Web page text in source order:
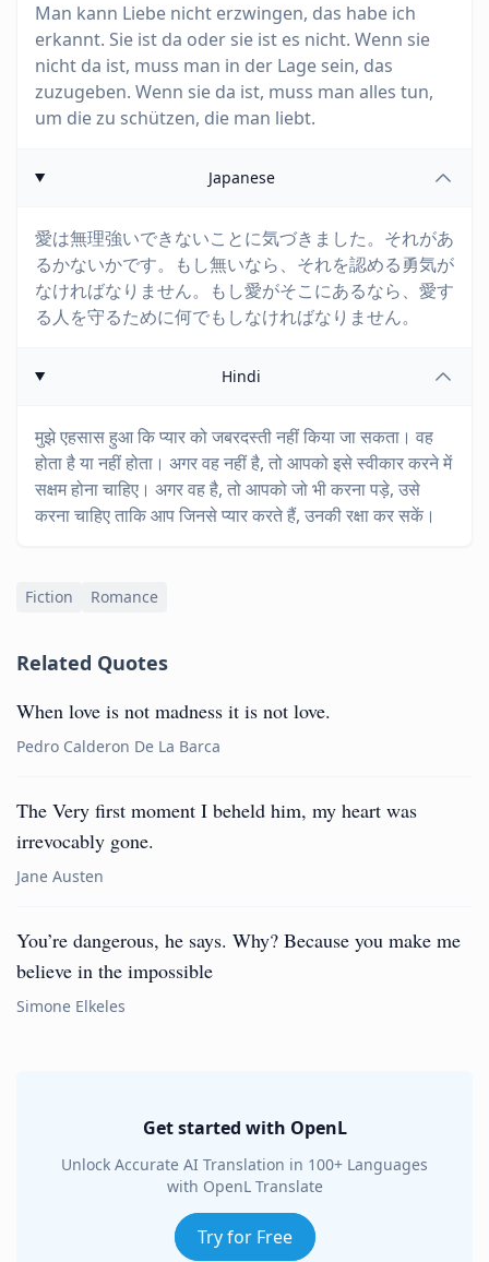
Man kann Liebe nicht erzwingen, das habe ich
erkannt. Sie ist da oder sie ist es nicht. Wenn sie
nicht da ist, muss man in der Lage sein, das
zuzugeben. Wenn sie da ist, muss man alles tun,
um die zu schützen, die man liebt.
Japanese
愛は無理強いできないことに気づきました。それがあ
るかないかです。もし無いなら、それを認める勇気が
なければなりません。もし愛がそこにあるなら、愛す
る人を守るために何でもしなければなりません。
Hindi
मुझे एहसास हुआ कि प्यार को जबरदस्ती नहीं किया जा सकता। वह
होता है या नहीं होता। अगर वह नहीं है, तो आपको इसे स्वीकार करने में
सक्षम होना चाहिए। अगर वह है, तो आपको जो भी करना पड़े, उसे
करना चाहिए ताकि आप जिनसे प्यार करते हैं, उनकी रक्षा कर सकें।
Fiction Romance
Related Quotes
When love is not madness it is not love.
Pedro Calderon De La Barca
The Very first moment I beheld him, my heart was
irrevocably gone.
Jane Austen
You’re dangerous, he says. Why? Because you make me
believe in the impossible
Simone Elkeles
Get started with OpenL
Unlock Accurate AI Translation in 100+ Languages
with OpenL Translate
Try for Free